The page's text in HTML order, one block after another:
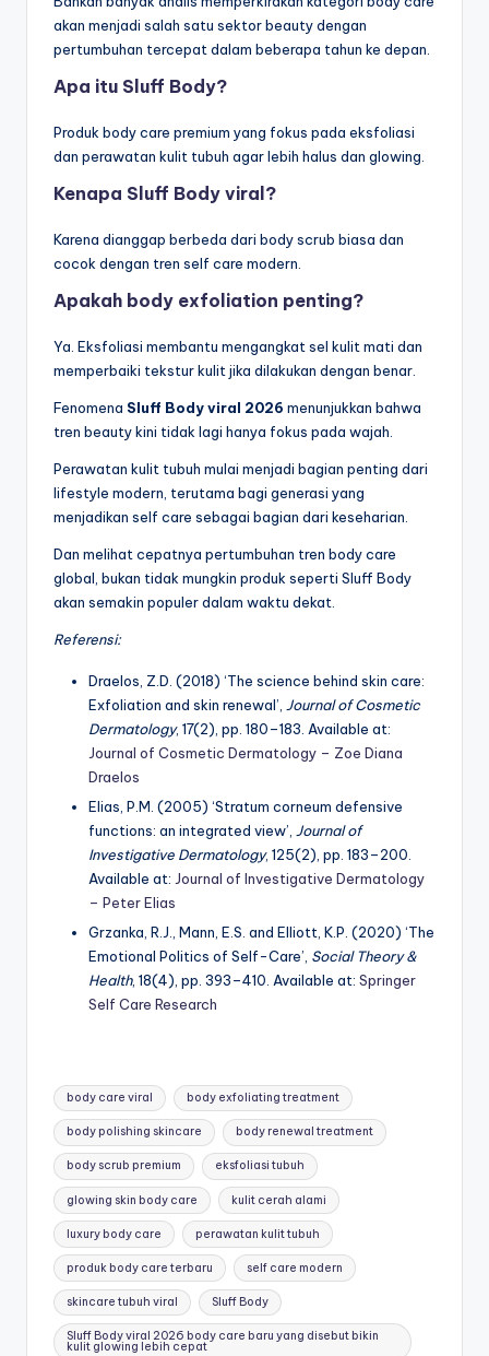
akan menjadi salah satu sektor beauty dengan
pertumbuhan tercepat dalam beberapa tahun ke depan.
Apa itu Sluff Body?
Produk body care premium yang fokus pada eksfoliasi
dan perawatan kulit tubuh agar lebih halus dan glowing.
Kenapa Sluff Body viral?
Karena dianggap berbeda dari body scrub biasa dan
cocok dengan tren self care modern.
Apakah body exfoliation penting?
Ya. Eksfoliasi membantu mengangkat sel kulit mati dan
memperbaiki tekstur kulit jika dilakukan dengan benar.
Fenomena Sluff Body viral 2026 menunjukkan bahwa
tren beauty kini tidak lagi hanya fokus pada wajah.
Perawatan kulit tubuh mulai menjadi bagian penting dari
lifestyle modern, terutama bagi generasi yang
menjadikan self care sebagai bagian dari keseharian.
Dan melihat cepatnya pertumbuhan tren body care
global, bukan tidak mungkin produk seperti Sluff Body
akan semakin populer dalam waktu dekat.
Referensi:
Draelos, Z.D. (2018) ‘The science behind skin care:
Exfoliation and skin renewal’, Journal of Cosmetic
Dermatology, 17(2), pp. 180–183. Available at:
Journal of Cosmetic Dermatology – Zoe Diana
Draelos
Elias, P.M. (2005) ‘Stratum corneum defensive
functions: an integrated view’, Journal of
Investigative Dermatology, 125(2), pp. 183–200.
Available at: Journal of Investigative Dermatology
– Peter Elias
Grzanka, R.J., Mann, E.S. and Elliott, K.P. (2020) ‘The
Emotional Politics of Self-Care’, Social Theory &
Health, 18(4), pp. 393–410. Available at: Springer
Self Care Research
Tags:
body care viral body exfoliating treatment
body polishing skincare body renewal treatment
body scrub premium eksfoliasi tubuh
glowing skin body care kulit cerah alami
luxury body care perawatan kulit tubuh
produk body care terbaru self care modern
skincare tubuh viral Sluff Body
Sluff Body viral 2026 body care baru yang disebut bikin
kulit glowing lebih cepat